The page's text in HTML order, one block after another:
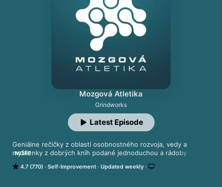
Mozgová Atletika
Grindworks
4.7 (770) Self-Improvement Updated weekly
Geniálne rečičky z oblasti osobnostného rozvoja, vedy a
myšlienky z dobrých kníh podané jednoduchou a rádoby
MORE
Latest Episode